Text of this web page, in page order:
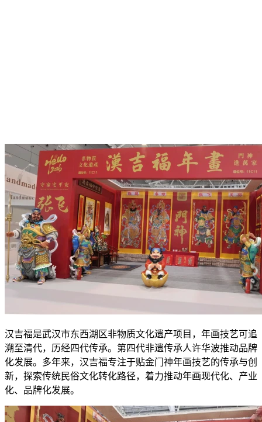
汉吉福是武汉市东西湖区非物质文化遗产项目，年画技艺可追
溯至清代，历经四代传承。第四代非遗传承人许华波推动品牌
化发展。多年来，汉吉福专注于贴金门神年画技艺的传承与创
新，探索传统民俗文化转化路径，着力推动年画现代化、产业
化、品牌化发展。